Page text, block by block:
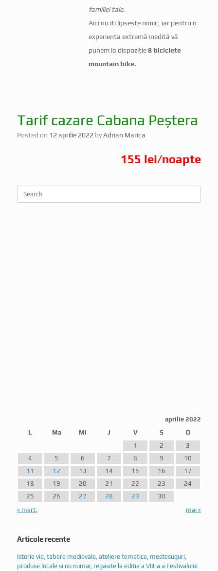
familiei tale.
Aici nu iti lipseste nimic, iar pentru o
experienta extremă inedită vă
punem la dispoziție8 biciclete
mountain bike.
Tarif cazare Cabana Peștera
Posted on 12 aprilie 2022 byAdrian Marica
155 lei/noapte
aprilie 2022
L
Ma Mi J V S
D
1
2
3
4
5 6 7 8 9
10
11
12 13 14 15 16
17
18
19 20 21 22 23
24
25
26 27 28 29
30
« mart.
mai »
Articole recente
Istorie vie, tabere medievale, ateliere tematice, mestesuguri,
produse locale si nu numai, regasite la editia a VIII-a a Festivalului